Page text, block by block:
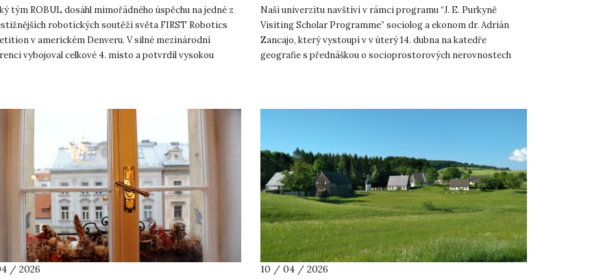
tým ROBUL dosáhl mimořádného úspěchu na jedné z
robotických soutěží světa FIRST Robotics
v americkém Denveru. V silné mezinárodní
vybojoval celkové 4. místo a potvrdil vysokou
způsobených školskou politikou
Naši univerzitu navštíví v rámci programu “J. E. Purkyně
Visiting Scholar Programme” sociolog a ekonom dr. Adrián
Zancajo, který vystoupí v v úterý 14. dubna na katedře
geografie s přednáškou o socioprostorových nerovnostech
/ 2026 10 / 04 / 2026